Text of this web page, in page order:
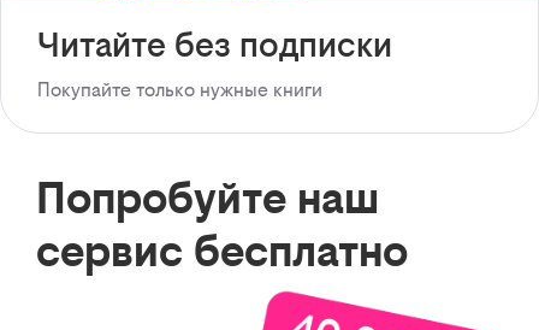
Читайте без подписки
Покупайте только нужные книги
Попробуйте наш
сервис бесплатно